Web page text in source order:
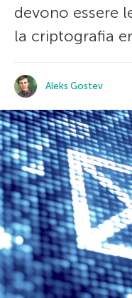
devono essere
la criptografia
Aleks Gostev